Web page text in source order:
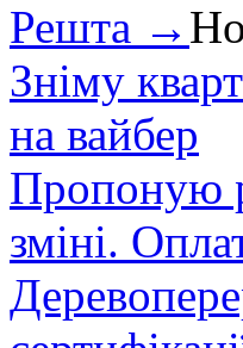
Решта →
Зніму
на вайбер
Пропоную
зміні.